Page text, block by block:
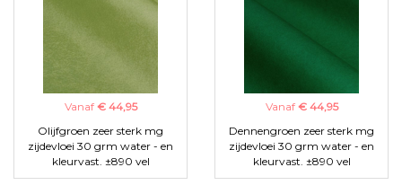
Vanaf € 44,95
Olijfgroen zeer sterk mg
zijdevloei 30 grm water - en
kleurvast. ±890 vel
Vanaf € 44,95
Dennengroen zeer sterk mg
zijdevloei 30 grm water - en
kleurvast. ±890 vel